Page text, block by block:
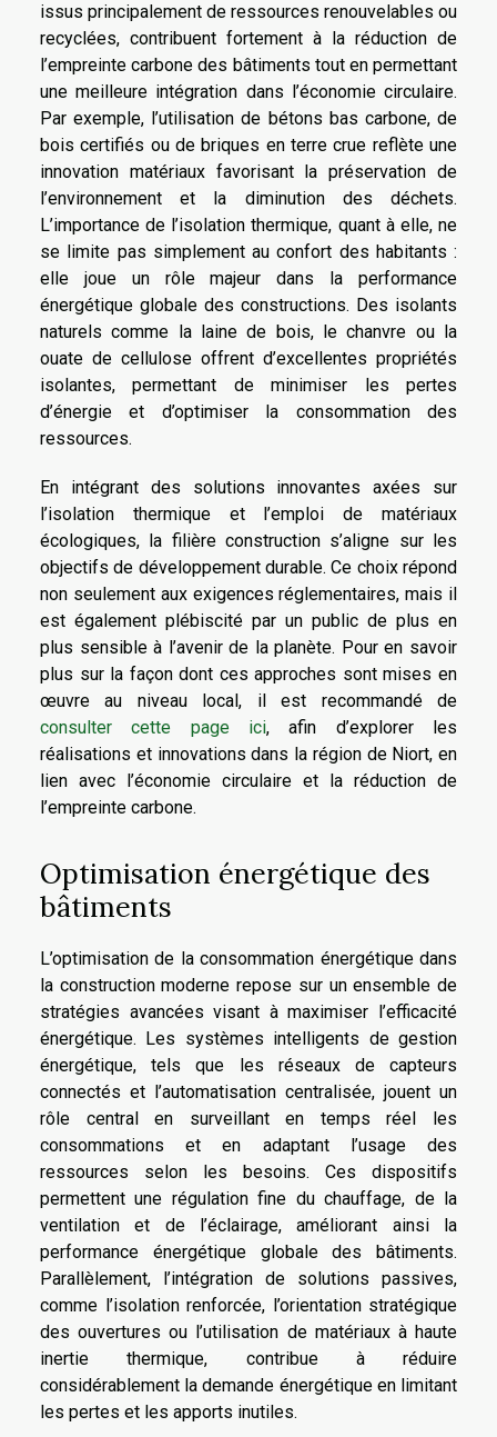
issus principalement de ressources renouvelables ou
recyclées, contribuent fortement à la réduction de
l’empreinte carbone des bâtiments tout en permettant
une meilleure intégration dans l’économie circulaire.
Par exemple, l’utilisation de bétons bas carbone, de
bois certifiés ou de briques en terre crue reflète une
innovation matériaux favorisant la préservation de
l’environnement et la diminution des déchets.
L’importance de l’isolation thermique, quant à elle, ne
se limite pas simplement au confort des habitants :
elle joue un rôle majeur dans la performance
énergétique globale des constructions. Des isolants
naturels comme la laine de bois, le chanvre ou la
ouate de cellulose offrent d’excellentes propriétés
isolantes, permettant de minimiser les pertes
d’énergie et d’optimiser la consommation des
ressources.
En intégrant des solutions innovantes axées sur
l’isolation thermique et l’emploi de matériaux
écologiques, la filière construction s’aligne sur les
objectifs de développement durable. Ce choix répond
non seulement aux exigences réglementaires, mais il
est également plébiscité par un public de plus en
plus sensible à l’avenir de la planète. Pour en savoir
plus sur la façon dont ces approches sont mises en
œuvre au niveau local, il est recommandé de
consulter cette page ici, afin d’explorer les
réalisations et innovations dans la région de Niort, en
lien avec l’économie circulaire et la réduction de
l’empreinte carbone.
Optimisation énergétique des
bâtiments
L’optimisation de la consommation énergétique dans
la construction moderne repose sur un ensemble de
stratégies avancées visant à maximiser l’efficacité
énergétique. Les systèmes intelligents de gestion
énergétique, tels que les réseaux de capteurs
connectés et l’automatisation centralisée, jouent un
rôle central en surveillant en temps réel les
consommations et en adaptant l’usage des
ressources selon les besoins. Ces dispositifs
permettent une régulation fine du chauffage, de la
ventilation et de l’éclairage, améliorant ainsi la
performance énergétique globale des bâtiments.
Parallèlement, l’intégration de solutions passives,
comme l’isolation renforcée, l’orientation stratégique
des ouvertures ou l’utilisation de matériaux à haute
inertie thermique, contribue à réduire
considérablement la demande énergétique en limitant
les pertes et les apports inutiles.